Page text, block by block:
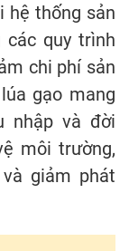
hệ thống sản
quy trình
chi phí sản
gạo mang
nhập và đời
môi trường,
giảm phát